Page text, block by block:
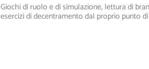
Giochi di ruolo e di simulazione, lettura di
esercizi di decentramento dal proprio punto